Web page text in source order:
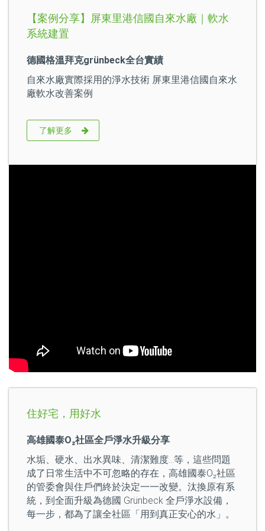
【案例分享】屏東里港信國自來水廠｜軟水
系統建置
德國格溫拜克grünbeck全台實績
自來水廠實際採用的淨水技術 屏東里港信國自來水
廠軟水改善案例
了解更多
住好宅，用好水
高雄國泰O₂社區全戶淨水升級分享
水垢、硬水、出水異味、清潔難度…等，這些問題
成了日常生活中不可忽略的存在，高雄國泰O₂社區
的管委會與住戶們終於決定一一改變。汰換原有系
統，到全面升級為德國 Grünbeck 全戶淨水設備，
每一步，都為了讓全社區「用到真正安心的水」。